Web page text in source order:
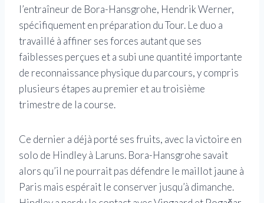
l’entraîneur de Bora-Hansgrohe, Hendrik Werner,
spécifiquement en préparation du Tour. Le duo a
travaillé à affiner ses forces autant que ses
faiblesses perçues et a subi une quantité importante
de reconnaissance physique du parcours, y compris
plusieurs étapes au premier et au troisième
trimestre de la course.
Ce dernier a déjà porté ses fruits, avec la victoire en
solo de Hindley à Laruns. Bora-Hansgrohe savait
alors qu’il ne pourrait pas défendre le maillot jaune à
Paris mais espérait le conserver jusqu’à dimanche.